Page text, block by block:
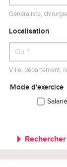
Généraliste,
Localisation
Ville, département,
Mode d'exercice
Salarié